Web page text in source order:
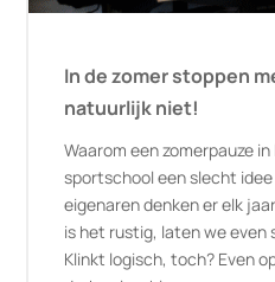
In de zomer stoppen
natuurlijk niet!
Waarom een zomerpauze
sportschool een slecht
eigenaren denken er elk
is het rustig, laten we even
Klinkt logisch, toch? Even